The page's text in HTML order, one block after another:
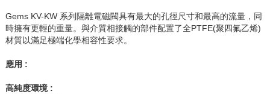
Gems KV-KW 系列隔離電磁閥具有最大的孔徑尺寸和最高的流量，同
時擁有更輕的重量。與介質相接觸的部件配置了全PTFE(聚四氟乙烯)
材質以滿足極端化學相容性要求。
應用 :
高純度環境 :